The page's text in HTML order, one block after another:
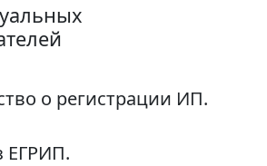
о регистрации ИП.
ЕГРИП.